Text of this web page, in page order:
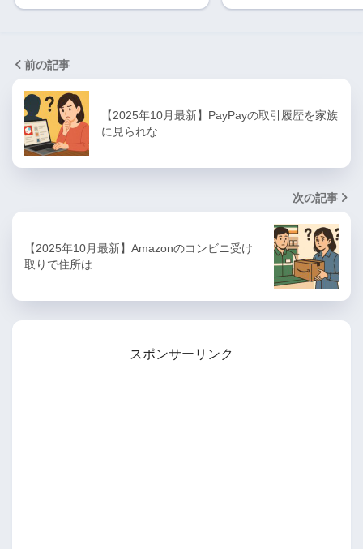
前の記事
【2025年10月最新】PayPayの取引履歴を家族
に見られな…
次の記事
【2025年10月最新】Amazonのコンビニ受け
取りで住所は…
スポンサーリンク